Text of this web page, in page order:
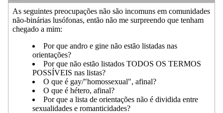
As seguintes preocupações não são incomuns em comunidades
não-binárias lusófonas, então não me surpreendo que tenham
chegado a mim:
Por que andro e gine não estão listadas nas
orientações?
Por que não estão listados TODOS OS TERMOS
POSSÍVEIS nas listas?
O que é gay/"homossexual", afinal?
O que é hétero, afinal?
Por que a lista de orientações não é dividida entre
sexualidades e romanticidades?